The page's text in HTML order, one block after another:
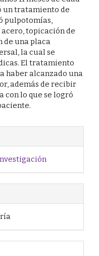
un tratamiento de
pulpotomías,
topicación de
de una placa
la cual se
El tratamiento
haber alcanzado una
además de recibir
lo que se logró